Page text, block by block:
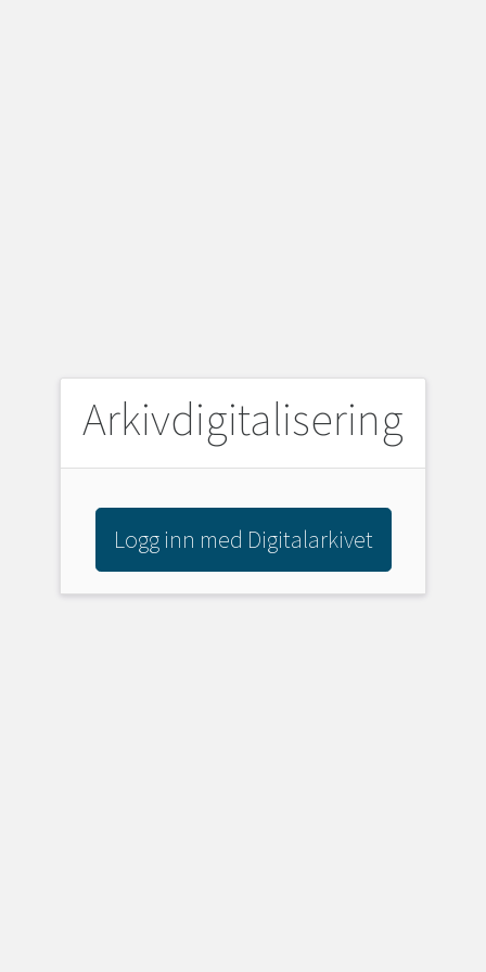
Arkivdigitalisering
Logg inn med Digitalarkivet